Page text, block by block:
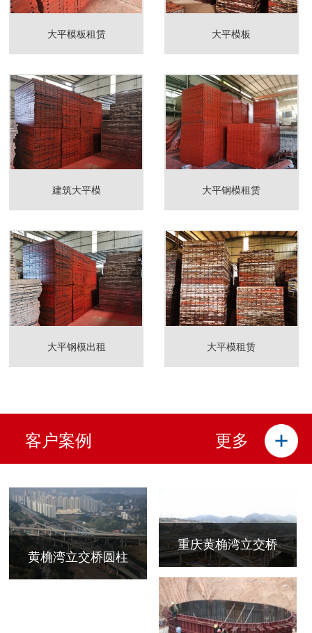
大平模板租赁 大平模板
建筑大平模 大平钢模租赁
大平钢模出租 大平模租赁
客户案例 更多
黄桷湾立交桥圆柱
重庆黄桷湾立交桥